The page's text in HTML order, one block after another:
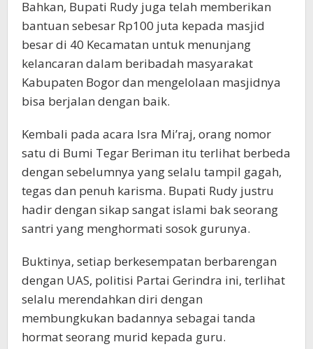
Bahkan, Bupati Rudy juga telah memberikan
bantuan sebesar Rp100 juta kepada masjid
besar di 40 Kecamatan untuk menunjang
kelancaran dalam beribadah masyarakat
Kabupaten Bogor dan mengelolaan masjidnya
bisa berjalan dengan baik.
Kembali pada acara Isra Mi’raj, orang nomor
satu di Bumi Tegar Beriman itu terlihat berbeda
dengan sebelumnya yang selalu tampil gagah,
tegas dan penuh karisma. Bupati Rudy justru
hadir dengan sikap sangat islami bak seorang
santri yang menghormati sosok gurunya.
Buktinya, setiap berkesempatan berbarengan
dengan UAS, politisi Partai Gerindra ini, terlihat
selalu merendahkan diri dengan
membungkukan badannya sebagai tanda
hormat seorang murid kepada guru.